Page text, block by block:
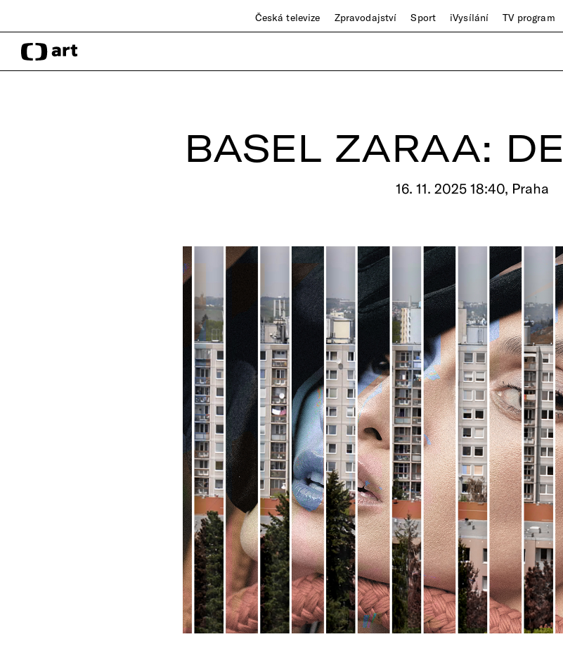
Česká televize Zpravodajství Sport iVysílání TV program
BASEL ZARAA:
16. 11. 2025 18:40, Praha